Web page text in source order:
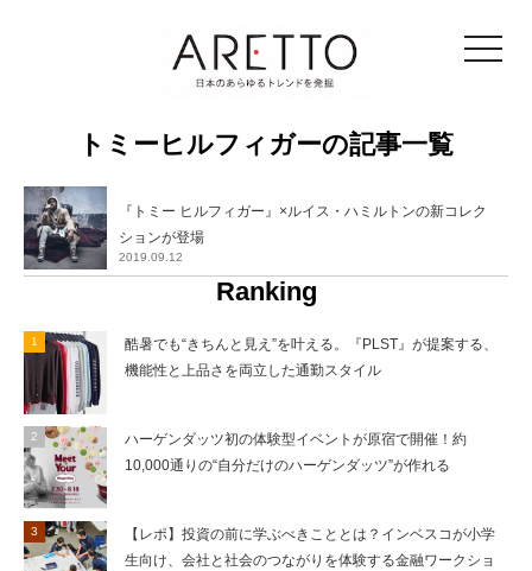
toggle
トミーヒルフィガーの記事一覧
『トミー ヒルフィガー』×ルイス・ハミルトンの新コレク
ションが登場
2019.09.12
Ranking
酷暑でも“きちんと見え”を叶える。『PLST』が提案する、
機能性と上品さを両立した通勤スタイル
ハーゲンダッツ初の体験型イベントが原宿で開催！約
10,000通りの“自分だけのハーゲンダッツ”が作れる
【レポ】投資の前に学ぶべきこととは？インベスコが小学
生向け、会社と社会のつながりを体験する金融ワークショ